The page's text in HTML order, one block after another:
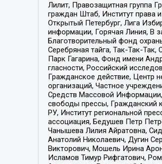
Лилит, Правозащитная группа
граждан Штаб, Институт права
Открытый Петербург, Лига
информации, Горячая Линия, В
Благотворительный фонд
Серебряная тайга, Так-Так-
Парк Гагарина, Фонд имени
гласности, Российский
Гражданское действие, Центр
организаций, Частное
Средств Массовой
свободы прессы, Гражданский
РУ, Институт региональной
ассоциация, Бедушев Петр
Чанышева Лилия Айратовна,
Анатолий Николаевич, Дугин
Викторович, Мошель Ирина
Исламов Тимур Рифгатович,